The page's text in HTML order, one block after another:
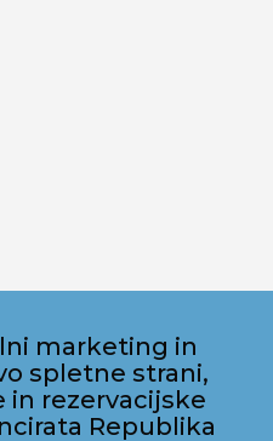
marketing in
spletne strani,
rezervacijske
Republika